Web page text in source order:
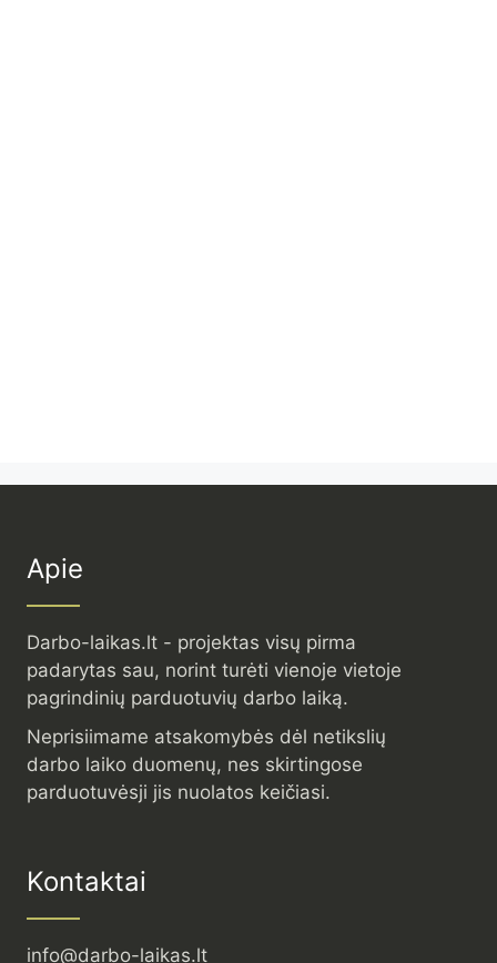
Apie
Darbo-laikas.lt - projektas visų pirma
padarytas sau, norint turėti vienoje vietoje
pagrindinių parduotuvių darbo laiką.
Neprisiimame atsakomybės dėl netikslių
darbo laiko duomenų, nes skirtingose
parduotuvėsji jis nuolatos keičiasi.
Kontaktai
info@darbo-laikas.lt